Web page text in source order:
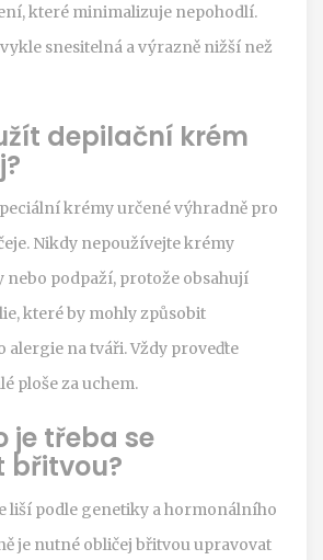
které minimalizuje nepohodlí.
snesitelná a výrazně nižší než
depilační krém
krémy určené výhradně pro
Nikdy nepoužívejte krémy
nebo podpaží, protože obsahují
které by mohly způsobit
alergie na tváři. Vždy proveďte
ploše za uchem.
je třeba se
břitvou?
liší podle genetiky a hormonálního
je nutné obličej břitvou upravovat